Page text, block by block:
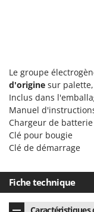
Le groupe
d'origine sur
Inclus dans
Manuel
Chargeur de batterie
Clé pour bougie
Clé de démarrage
Fiche technique